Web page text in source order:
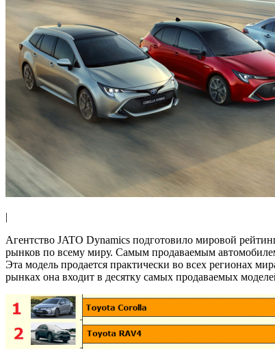
|
Агентство JATO Dynamics подготовило мировой
рынков по всему миру. Самым продаваемым
Эта модель продается практически во всех регионах
рынках она входит в десятку самых продаваемых